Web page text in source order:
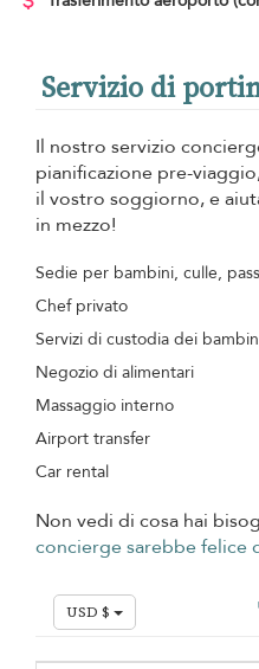
Servizio di
Il nostro servizio
pianificazione pre-
il vostro soggiorno, e
in mezzo!
Sedie per bambini, culle,
Chef privato
Servizi di custodia dei
Negozio di alimentari
Massaggio interno
Airport transfer
Car rental
Non vedi di cosa hai
concierge sarebbe felice
USD $